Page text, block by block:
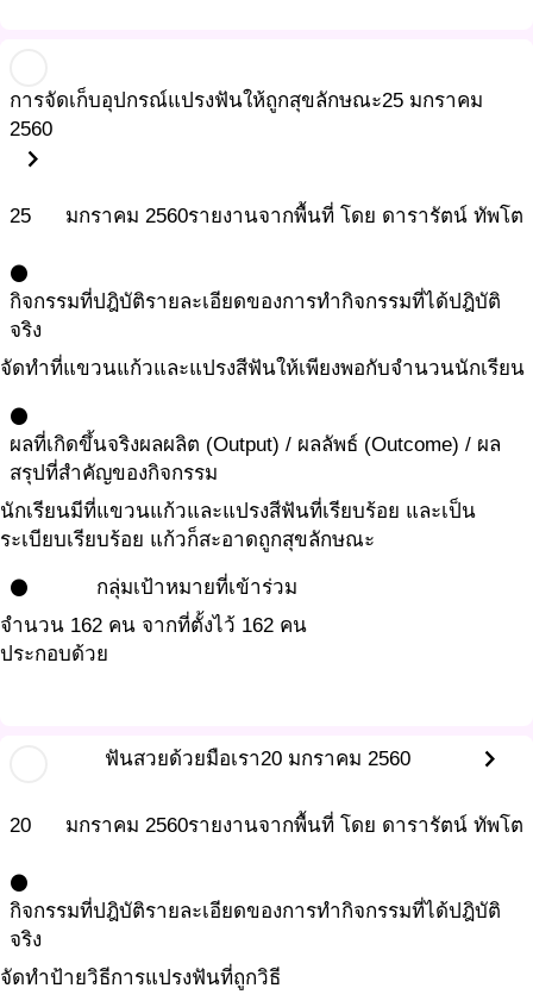
การจัดเก็บอุปกรณ์แปรงฟันให้ถูกสุขลักษณะ25 มกราคม
2560
chevron_right
25 มกราคม 2560รายงานจากพื้นที่ โดย ดารารัตน์ ทัพโต
circle
กิจกรรมที่ปฎิบัติรายละเอียดของการทำกิจกรรมที่ได้ปฎิบัติ
จริง
จัดทำที่แขวนแก้วและแปรงสีฟันให้เพียงพอกับจำนวนนักเรียน
circle
ผลที่เกิดขึ้นจริงผลผลิต (Output) / ผลลัพธ์ (Outcome) / ผล
สรุปที่สำคัญของกิจกรรม
นักเรียนมีที่แขวนแก้วและแปรงสีฟันที่เรียบร้อย และเป็น
ระเบียบเรียบร้อย แก้วก็สะอาดถูกสุขลักษณะ
circle
กลุ่มเป้าหมายที่เข้าร่วม
จำนวน 162 คน จากที่ตั้งไว้ 162 คน
ประกอบด้วย
ฟันสวยด้วยมือเรา20 มกราคม 2560 chevron_right
20 มกราคม 2560รายงานจากพื้นที่ โดย ดารารัตน์ ทัพโต
circle
กิจกรรมที่ปฎิบัติรายละเอียดของการทำกิจกรรมที่ได้ปฎิบัติ
จริง
จัดทำป้ายวิธีการแปรงฟันที่ถูกวิธี